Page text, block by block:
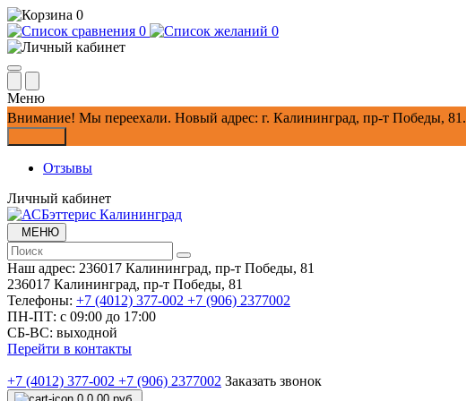
0
0
0
Меню
Внимание! Мы переехали. Новый адрес: г. Калининград, пр-т Победы, 81.
Отзывы
Личный кабинет
МЕНЮ
Наш адрес: 236017 Калининград,​ пр-т Победы, 81
236017 Калининград,​ пр-т Победы, 81
Телефоны: +7 (4012) 377-002 +7 (906) 2377002
ПН-ПТ: с 09:00 до 17:00
СБ-ВС: выходной
Перейти в контакты
+7 (4012) 377-002 +7 (906) 2377002 Заказать звонок